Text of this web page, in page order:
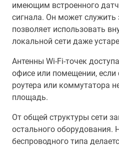
имеющим встроенного
сигнала. Он может
позволяет использовать
локальной сети даже
Антенны Wi-Fi-точек
офисе или помещении, если
роутера или коммутатора
площадь.
От общей структуры сети
остального оборудования.
беспроводного типа